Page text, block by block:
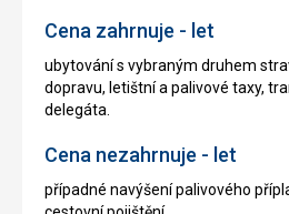
Cena zahrnuje - let
ubytování s vybraným druhem
dopravu, letištní a palivové taxy,
delegáta.
Cena nezahrnuje - let
případné navýšení palivového